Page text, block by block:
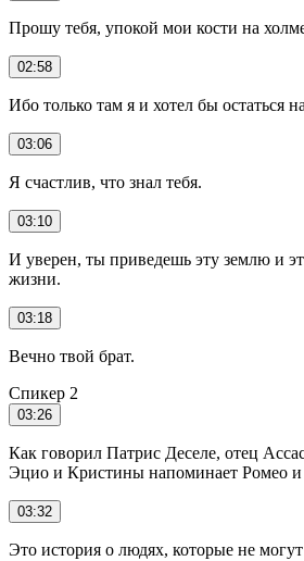
Прошу тебя, упокой мои кости на
02:58
Ибо только там я и хотел бы остаться
03:06
Я счастлив, что знал тебя.
03:10
И уверен, ты приведешь эту землю и
жизни.
03:18
Вечно твой брат.
Спикер 2
03:26
Как говорил Патрис Деселе, отец
Эцио и Кристины напоминает Ромео и
03:32
Это история о людях, которые не